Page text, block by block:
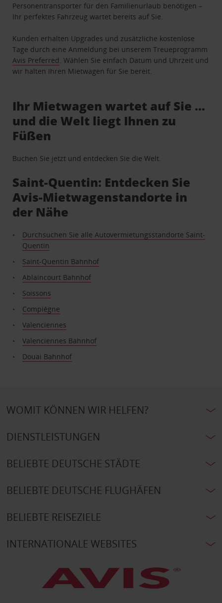
Personentransporter für den Familienurlaub benötigen –
Ihr perfektes Fahrzeug wartet bereits auf Sie.
Kunden erhalten Upgrades und zusätzliche kostenlose
Tage durch eine Anmeldung bei unserem Treueprogramm
Avis Preferred . Wählen Sie einfach Datum und Uhrzeit und
wir halten Ihren Mietwagen für Sie bereit.
Ihr Mietwagen wartet auf Sie …
und die Welt liegt Ihnen zu
Füßen
Buchen Sie jetzt und entdecken Sie die Welt.
Saint-Quentin: Entdecken Sie
Avis-Mietwagenstandorte in
der Nähe
Durchsuchen Sie alle Autovermietungsstandorte Saint-
Quentin
Saint-Quentin Bahnhof
Ablaincourt Bahnhof
Soissons
Compiègne
Valenciennes
Valenciennes Bahnhof
Douai Bahnhof
WOMIT KÖNNEN WIR HELFEN?
DIENSTLEISTUNGEN
BELIEBTE DEUTSCHE STÄDTE
BELIEBTE DEUTSCHE FLUGHÄFEN
BELIEBTE REISEZIELE
INTERNATIONALE WEBSITES